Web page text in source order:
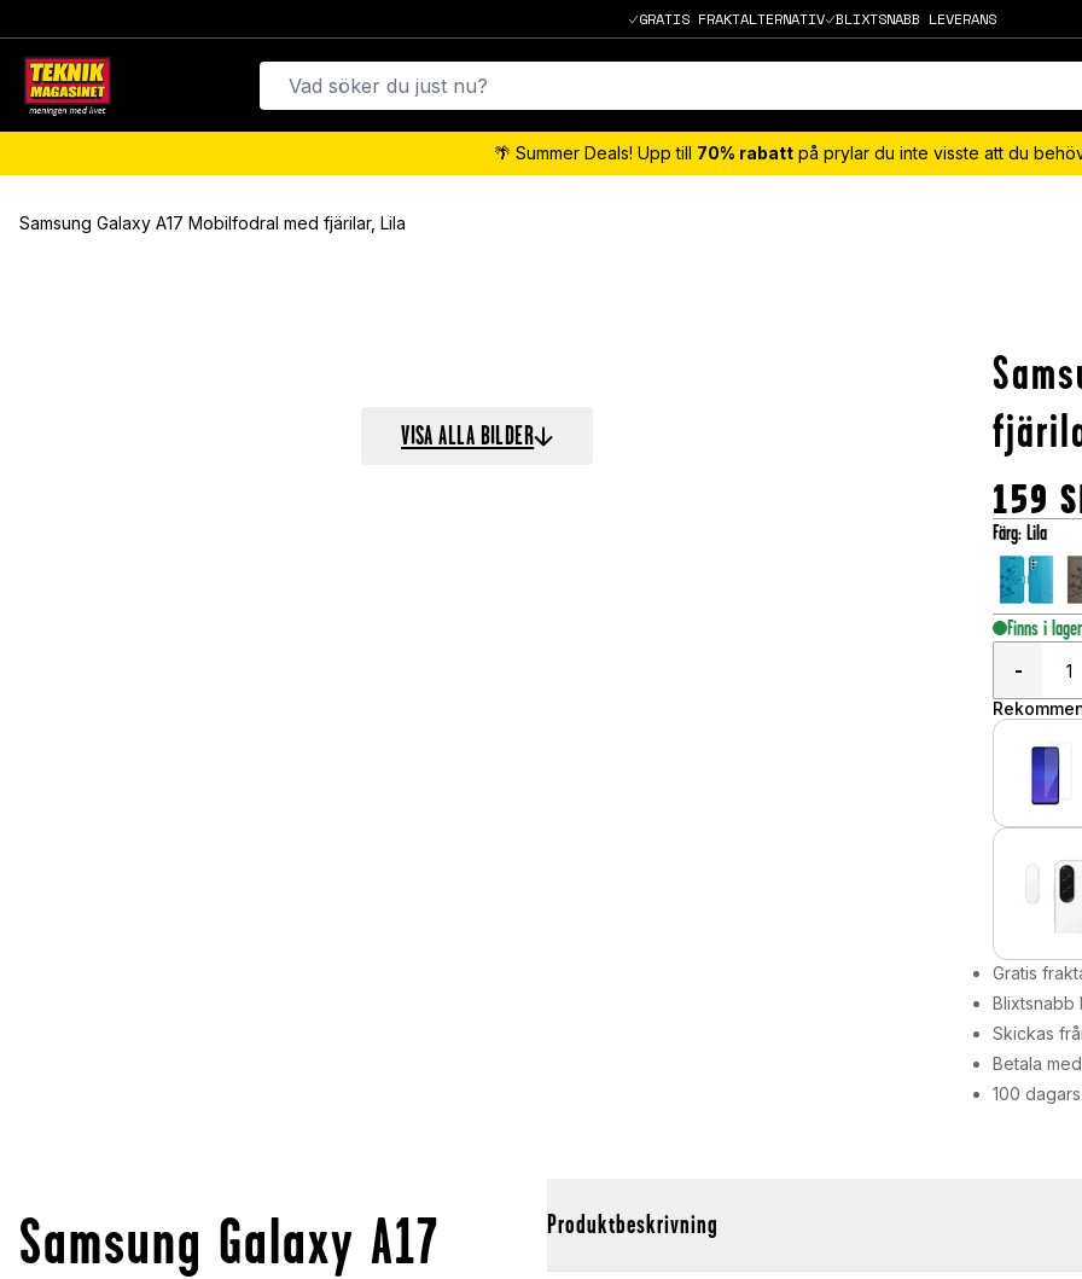
GRATIS FRAKTALTERNATIV BLIXTSNABB LEVERANS
🌴 Summer Deals! Upp till 70% rabatt på prylar du inte visste att du
Samsung Galaxy A17 Mobilfodral med fjärilar, Lila
VISA ALLA BILDER
159
Färg: Lila
Finns i lager
-
Gratis
Blixtsnabb
Skickas
Betala
100
Samsung Galaxy A17
Produktbeskrivning